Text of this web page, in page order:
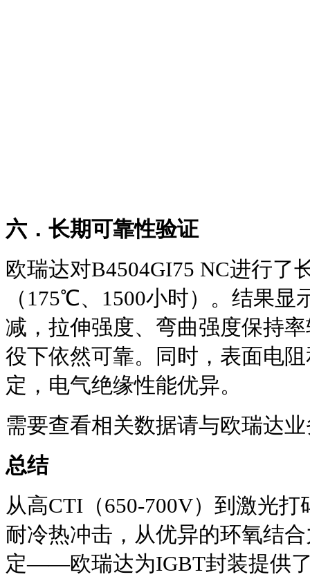
六．长期可靠性验证
欧瑞达对B4504GI75 NC进行了
（175℃、1500小时）。结果
减，拉伸强度、弯曲强度保持
役下依然可靠。同时，表面电
定，电气绝缘性能优异。
需要查看相关数据请与欧瑞达
总结
从高CTI（650-700V）到激光
耐冷热冲击，从优异的环氧结
定——欧瑞达为IGBT封装提供